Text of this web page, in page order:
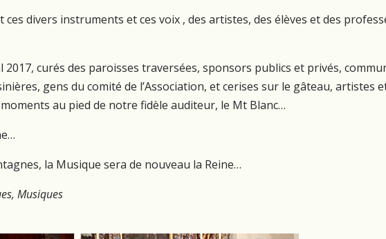
ces divers instruments et ces voix , des artistes, des élèves et des
curés des paroisses traversées, sponsors publics et privés,
gens du comité de l’Association, et cerises sur le gâteau, artistes
au pied de notre fidèle auditeur, le Mt Blanc…
la Musique sera de nouveau la Reine…
Musiques